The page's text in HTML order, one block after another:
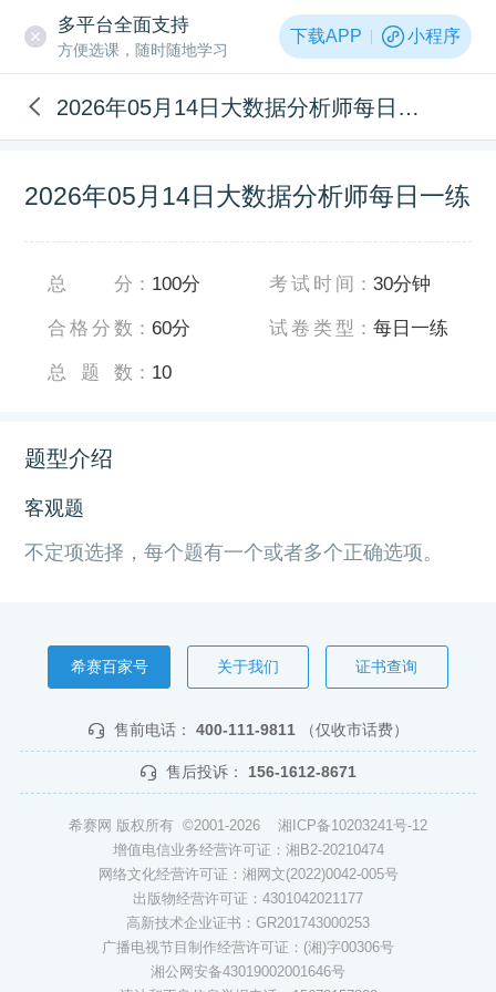
多平台全面支持
方便选课，随时随地学习
下载APP 小程序
2026年05月14日大数据分析师每日一练
2026年05月14日大数据分析师每日一练
总分 ： 100分
合格分数 ：60分
总题数 ： 10
考试时间 ：30分钟
试卷类型 ：每日一练
题型介绍
客观题
不定项选择，每个题有一个或者多个正确选项。
希赛百家号 关于我们 证书查询
售前电话： 400-111-9811 （仅收市话费）
售后投诉： 156-1612-8671
希赛网 版权所有 ©2001-2026 湘ICP备10203241号-12
增值电信业务经营许可证：湘B2-20210474
网络文化经营许可证：湘网文(2022)0042-005号
出版物经营许可证：4301042021177
高新技术企业证书：GR201743000253
广播电视节目制作经营许可证：(湘)字00306号
湘公网安备43019002001646号